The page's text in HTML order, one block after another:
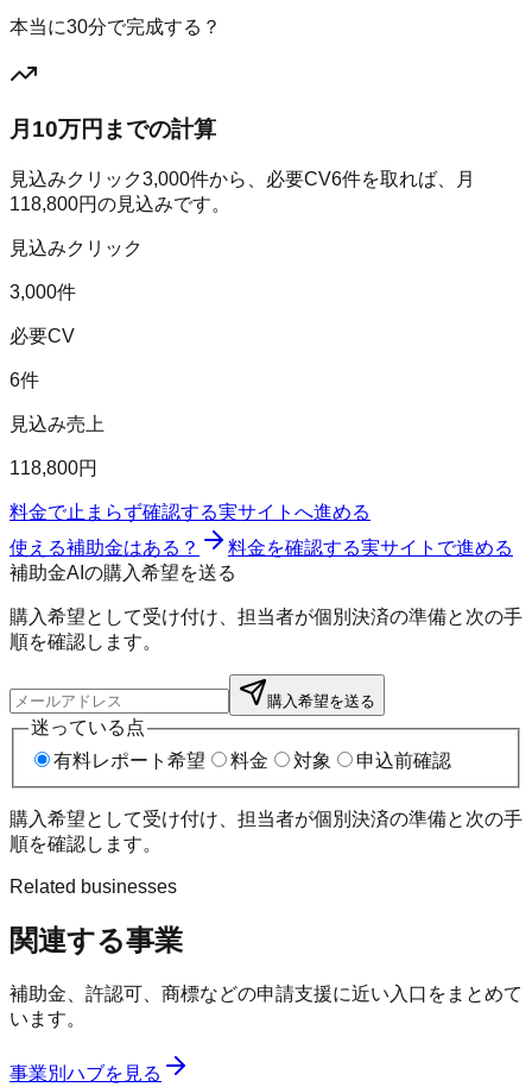
本当に30分で完成する？
月10万円までの計算
見込みクリック3,000件から、必要CV6件を取れば、月
118,800円の見込みです。
見込みクリック
3,000件
必要CV
6件
見込み売上
118,800円
料金で止まらず確認する実サイトへ進める
使える補助金はある？
料金を確認する実サイトで進める
補助金AIの購入希望を送る
購入希望として受け付け、担当者が個別決済の準備と次の手
順を確認します。
購入希望を送る
迷っている点
有料レポート希望
料金 対象 申込前確認
購入希望として受け付け、担当者が個別決済の準備と次の手
順を確認します。
Related businesses
関連する事業
補助金、許認可、商標などの申請支援に近い入口をまとめて
います。
事業別ハブを見る